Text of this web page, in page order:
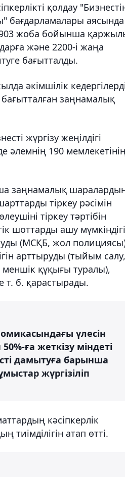
қолдау
бағдарламалары аясында
жоба бойынша
және 2200-і жаңа
бағытталды.
әкімшілік
заңнамалық
жүргізу жеңілдігі
әлемнің 190
заңнамалық
тіркеу рәсімін
тіркеу тәртібін
шоттарды ашу
(МСҚБ, жол
арттыруды (тыйым салу,
құқығы туралы),
т. б. қарастырады.
үлесін
ға жеткізу міндеті
дамытуға барынша
жүргізіліп
кәсіпкерлік
тиімділігін атап өтті.